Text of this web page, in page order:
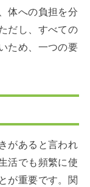
体への負担を分
だし、すべての
ため、一つの要
があると言われ
活でも頻繁に使
が重要です。関